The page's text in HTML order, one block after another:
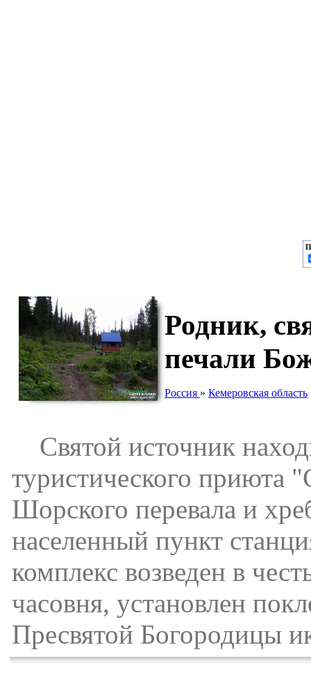
Родник,
печали
Россия » Кемеровская область
Святой источник
туристического приюта
Шорского перевала и
населенный пункт
комплекс возведен в
часовня, установлен
Пресвятой Богородицы